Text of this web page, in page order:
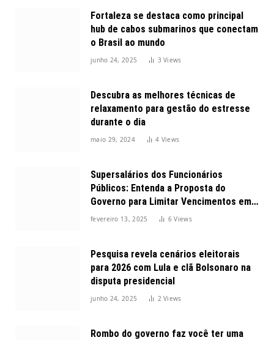
Fortaleza se destaca como principal
hub de cabos submarinos que conectam
o Brasil ao mundo
junho 24, 2025 3Views
Descubra as melhores técnicas de
relaxamento para gestão do estresse
durante o dia
maio 29, 2024 4 Views
Supersalários dos Funcionários
Públicos: Entenda a Proposta do
Governo para Limitar Vencimentos em
2025
fevereiro 13, 2025 6Views
Pesquisa revela cenários eleitorais
para 2026 com Lula e clã Bolsonaro na
disputa presidencial
junho 24, 2025 2Views
Rombo do governo faz você ter uma